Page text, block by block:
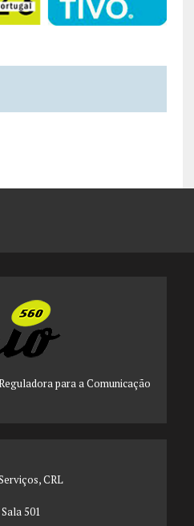
para a Comunicação
CRL
501